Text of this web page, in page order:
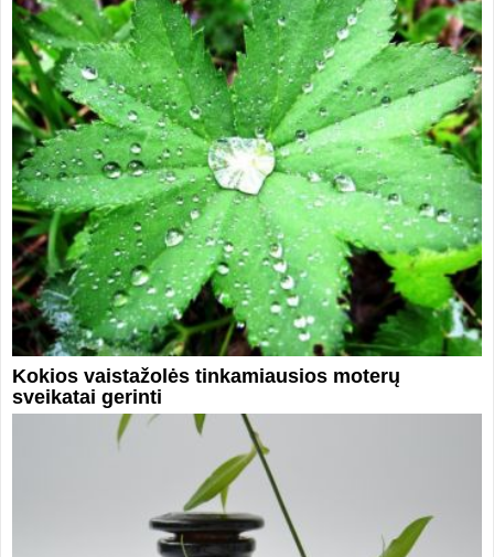
Kokios vaistažolės tinkamiausios moterų
sveikatai gerinti